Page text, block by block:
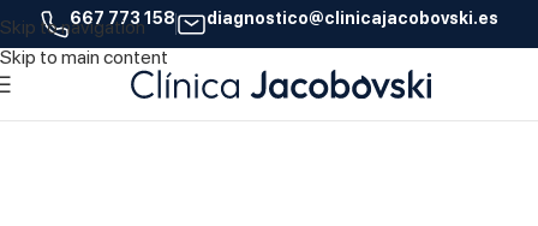
Skip to navigation
Skip to main content
667 773 158 diagnostico@clinicajacobovski.es
18
DIC